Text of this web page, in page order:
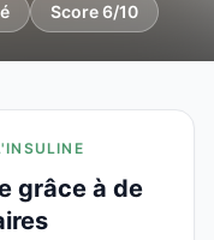
Score 6/10
grâce à de